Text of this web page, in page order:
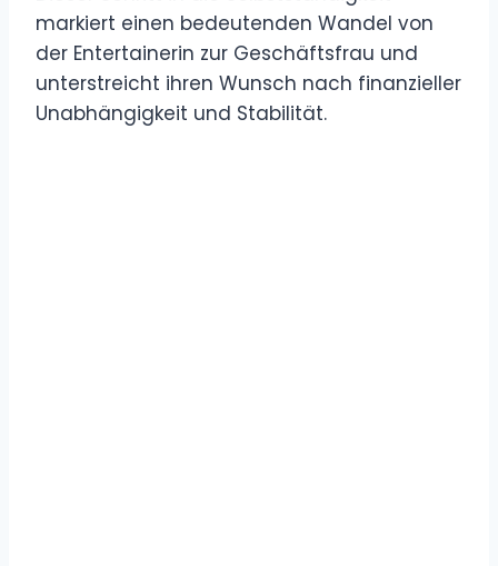
markiert einen bedeutenden Wandel von
der Entertainerin zur Geschäftsfrau und
unterstreicht ihren Wunsch nach finanzieller
Unabhängigkeit und Stabilität.